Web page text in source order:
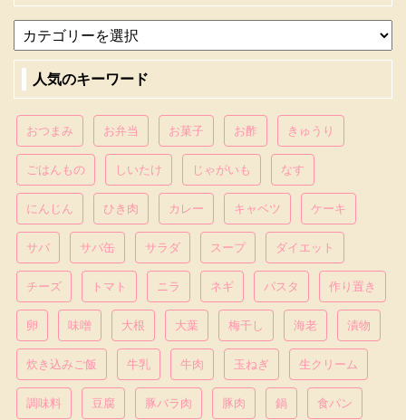
人気のキーワード
おつまみ お弁当 お菓子 お酢 きゅうり
ごはんもの しいたけ じゃがいも なす
にんじん ひき肉 カレー キャベツ ケーキ
サバ サバ缶 サラダ スープ ダイエット
チーズ トマト ニラ ネギ パスタ 作り置き
卵 味噌 大根 大葉 梅干し 海老 漬物
炊き込みご飯 牛乳 牛肉 玉ねぎ 生クリーム
調味料 豆腐 豚バラ肉 豚肉 鍋 食パン